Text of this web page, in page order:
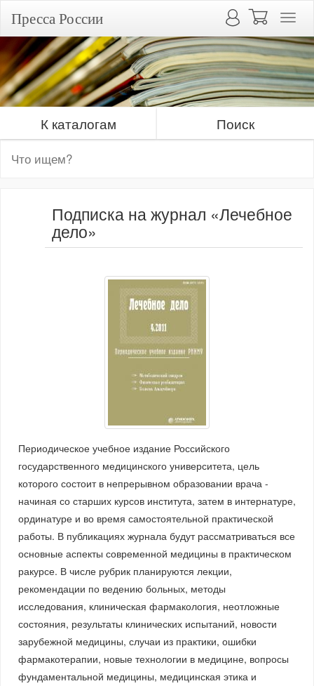
Пресса России
К каталогам Поиск
Подписка на журнал «Лечебное
дело»
Периодическое учебное издание Российского
государственного медицинского университета, цель
которого состоит в непрерывном образовании врача -
начиная со старших курсов института, затем в интернатуре,
ординатуре и во время самостоятельной практической
работы. В публикациях журнала будут рассматриваться все
основные аспекты современной медицины в практическом
ракурсе. В числе рубрик планируются лекции,
рекомендации по ведению больных, методы
исследования, клиническая фармакология, неотложные
состояния, результаты клинических испытаний, новости
зарубежной медицины, случаи из практики, ошибки
фармакотерапии, новые технологии в медицине, вопросы
фундаментальной медицины, медицинская этика и